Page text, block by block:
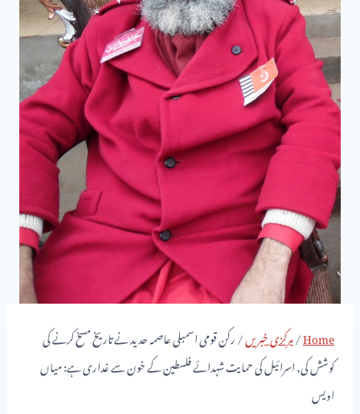
Home
/مرکزی خبریں/رکن قومی اسمبلی عاصمہ حدید نے تاریخ مسخ کرنے کی
کوشش کی, اسرائیل کی حمایت شہدائے فلسطین کے خون سے غداری ہے: میاں
اویس